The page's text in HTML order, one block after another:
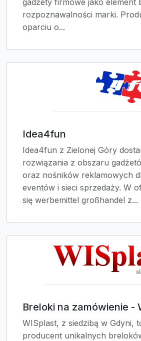
gadżety firmowe jako element
rozpoznawalności marki.
oparciu o...
Idea4fun
Idea4fun z Zielonej Góry
rozwiązania z obszaru
oraz nośników reklamowych
eventów i sieci sprzedaży. W
się werbemittel großhandel z...
Breloki na zamówienie -
WISplast, z siedzibą w Gdyni,
producent unikalnych